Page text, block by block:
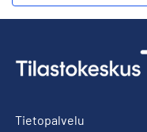
Tietopalvelu